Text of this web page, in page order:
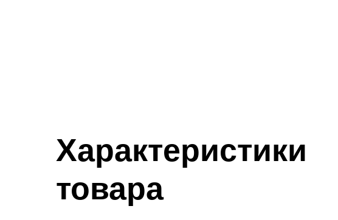
Характеристики
товара